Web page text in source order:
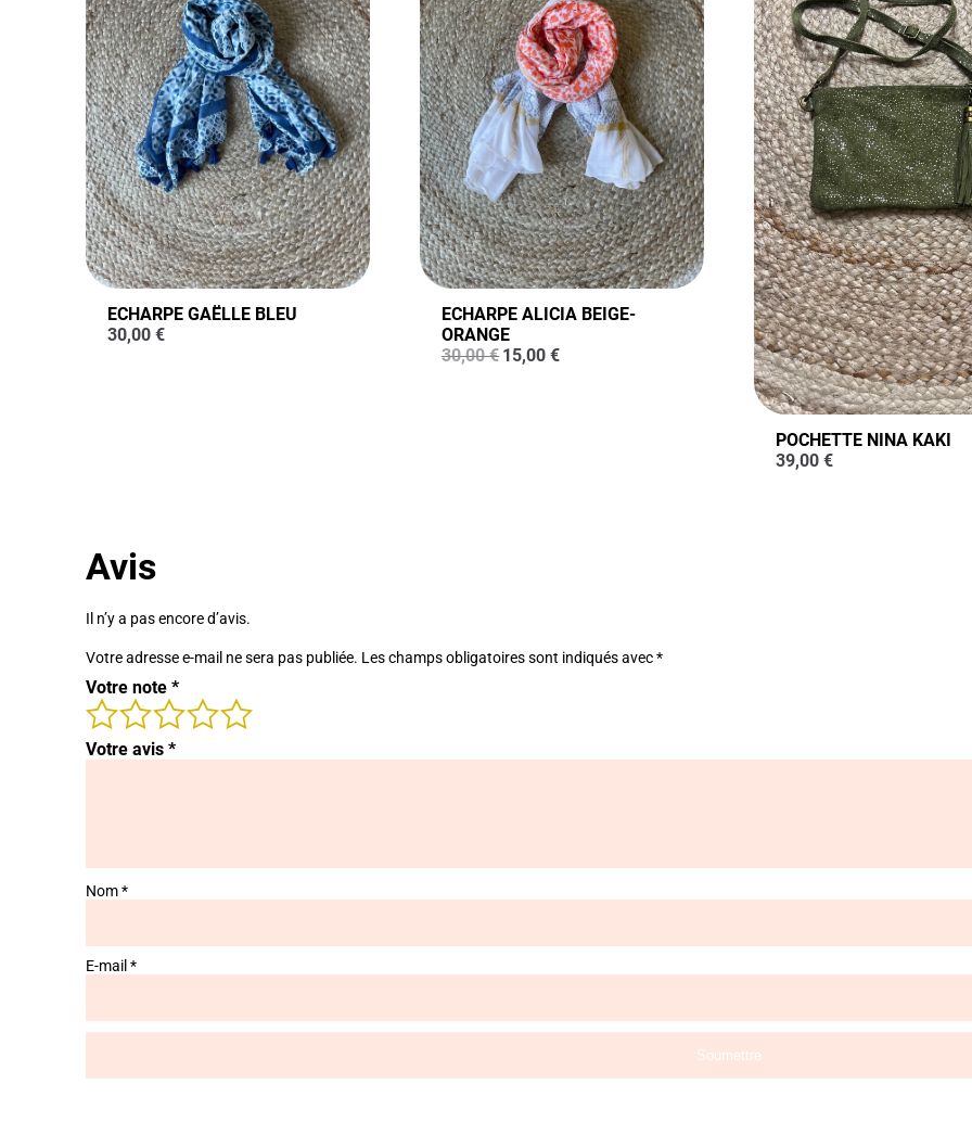
ECHARPE GAËLLE BLEU
30,00 €
ECHARPE ALICIA BEIGE-
ORANGE
30,00€ Le
15,00€Le
POCHETTE NINA KAKI
39,00€
Avis
Il n’y a pas encore d’avis.
Votre adresse e-mail ne sera pas publiée. Les champs obligatoires sont indiqués avec*
Votre note *
Votre avis *
Nom*
E-mail *